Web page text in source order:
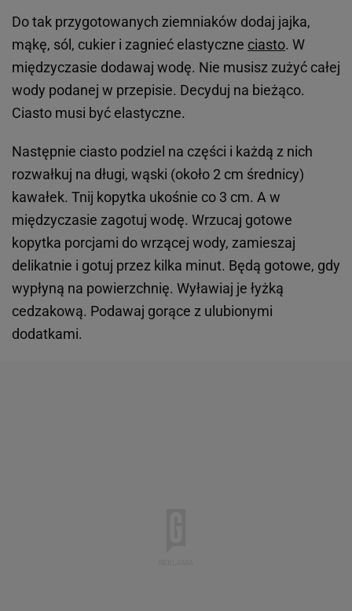
Do tak przygotowanych ziemniaków dodaj jajka,
mąkę, sól, cukier i zagnieć elastyczne ciasto. W
międzyczasie dodawaj wodę. Nie musisz zużyć całej
wody podanej w przepisie. Decyduj na bieżąco.
Ciasto musi być elastyczne.
Następnie ciasto podziel na części i każdą z nich
rozwałkuj na długi, wąski (około 2 cm średnicy)
kawałek. Tnij kopytka ukośnie co 3 cm. A w
międzyczasie zagotuj wodę. Wrzucaj gotowe
kopytka porcjami do wrzącej wody, zamieszaj
delikatnie i gotuj przez kilka minut. Będą gotowe, gdy
wypłyną na powierzchnię. Wyławiaj je łyżką
cedzakową. Podawaj gorące z ulubionymi
dodatkami.